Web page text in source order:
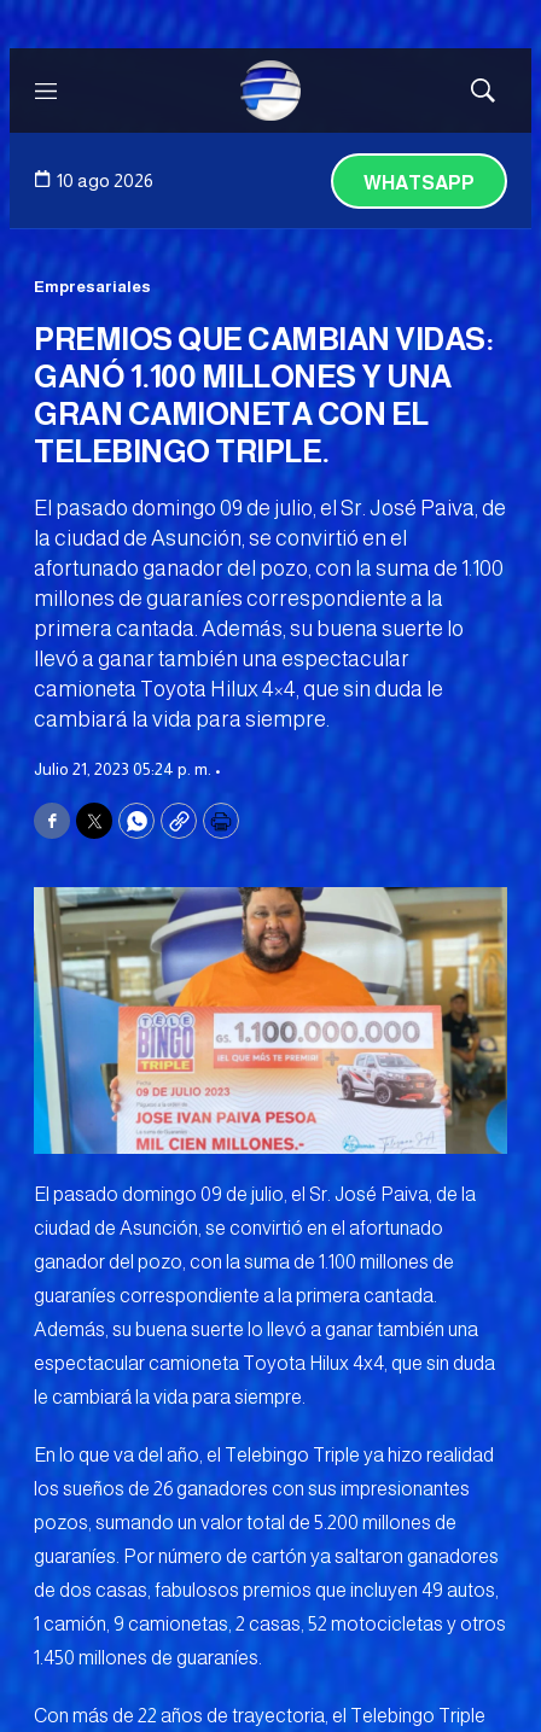
Menú
Mostrar
10 ago 2026 WHATSAPP
Empresariales
PREMIOS QUE CAMBIAN VIDAS:
GANÓ 1.100 MILLONES Y UNA
GRAN CAMIONETA CON EL
TELEBINGO TRIPLE.
El pasado domingo 09 de julio, el Sr. José Paiva, de
la ciudad de Asunción, se convirtió en el
afortunado ganador del pozo, con la suma de 1.100
millones de guaraníes correspondiente a la
primera cantada. Además, su buena suerte lo
llevó a ganar también una espectacular
camioneta Toyota Hilux 4×4, que sin duda le
cambiará la vida para siempre.
Julio 21, 2023 05:24 p. m. •
Facebook
TwitterWhatsApp
CopyPrint
El pasado domingo 09 de julio, el Sr. José Paiva, de la
ciudad de Asunción, se convirtió en el afortunado
ganador del pozo, con la suma de 1.100 millones de
guaraníes correspondiente a la primera cantada.
Además, su buena suerte lo llevó a ganar también una
espectacular camioneta Toyota Hilux 4x4, que sin duda
le cambiará la vida para siempre.
En lo que va del año, el Telebingo Triple ya hizo realidad
los sueños de 26 ganadores con sus impresionantes
pozos, sumando un valor total de 5.200 millones de
guaraníes. Por número de cartón ya saltaron ganadores
de dos casas, fabulosos premios que incluyen 49 autos,
1 camión, 9 camionetas, 2 casas, 52 motocicletas y otros
1.450 millones de guaraníes.
Con más de 22 años de trayectoria, el Telebingo Triple